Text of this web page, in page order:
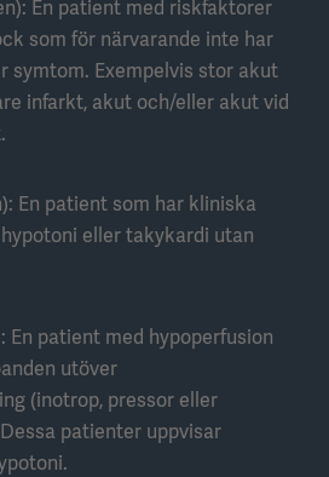
En patient med riskfaktorer
som för närvarande inte har
symtom. Exempelvis stor akut
infarkt, akut och/eller akut vid
En patient som har kliniska
eller takykardi utan
En patient med hypoperfusion
utöver
(inotrop, pressor eller
patienter uppvisar